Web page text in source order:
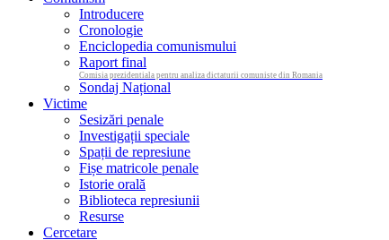
Introducere
Cronologie
Enciclopedia comunismului
Raport final
Comisia prezidentiala pentru analiza dictaturii comuniste din Romania
Sondaj Național
Victime
Sesizări penale
Investigații speciale
Spații de represiune
Fișe matricole penale
Istorie orală
Biblioteca represiunii
Resurse
Cercetare